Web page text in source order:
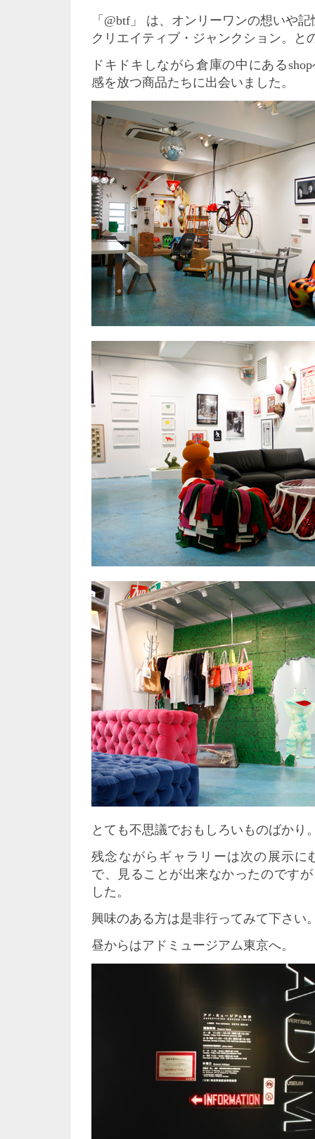
「@btf」 は、オンリーワンの想いや
クリエイティブ・ジャンクション。と
ドキドキしながら倉庫の中にある
感を放つ商品たちに出会いました。
とても不思議でおもしろいものばかり
残念ながらギャラリーは次の展示に
で、見ることが出来なかったのです
した。
興味のある方は是非行ってみて下さい
昼からはアドミュージアム東京へ。